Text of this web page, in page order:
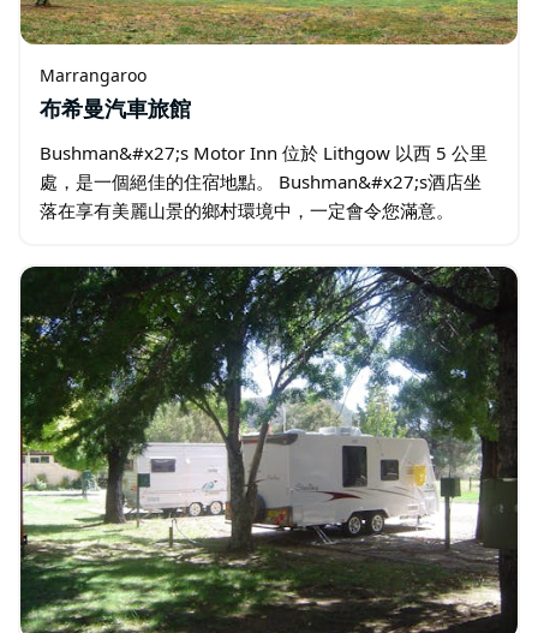
Marrangaroo
布希曼汽車旅館
Bushman&#x27;s Motor Inn 位於 Lithgow 以西 5 公里
處，是一個絕佳的住宿地點。 Bushman&#x27;s酒店坐
落在享有美麗山景的鄉村環境中，一定會令您滿意。